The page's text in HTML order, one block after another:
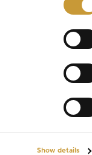
Show details